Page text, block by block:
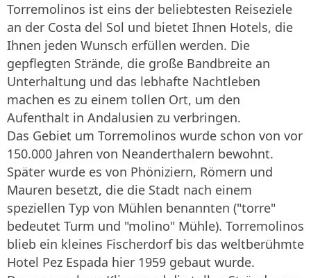
Torremolinos ist eins der beliebtesten Reiseziele
an der Costa del Sol und bietet Ihnen Hotels, die
Ihnen jeden Wunsch erfüllen werden. Die
gepflegten Strände, die große Bandbreite an
Unterhaltung und das lebhafte Nachtleben
machen es zu einem tollen Ort, um den
Aufenthalt in Andalusien zu verbringen.
Das Gebiet um Torremolinos wurde schon von vor
150.000 Jahren von Neanderthalern bewohnt.
Später wurde es von Phöniziern, Römern und
Mauren besetzt, die die Stadt nach einem
speziellen Typ von Mühlen benannten ("torre"
bedeutet Turm und "molino" Mühle). Torremolinos
blieb ein kleines Fischerdorf bis das weltberühmte
Hotel Pez Espada hier 1959 gebaut wurde.